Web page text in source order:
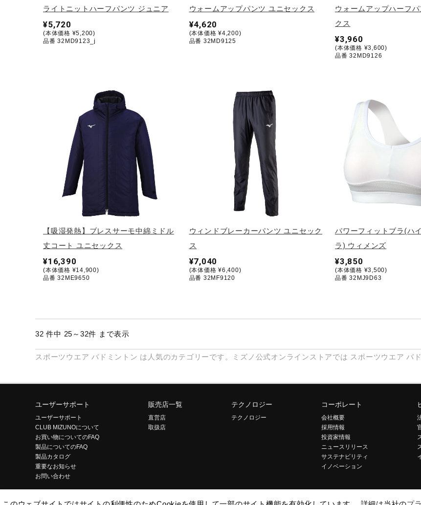
インナー
健康／エクササイズ
ジュニア／キッズ
メディカル
コラボ／ライセンス
ライトニットハーフパンツ ジュニア
¥5,720
(本体価格 ¥5,200)
品番 32MD9123_j
ウォームアップパンツ ユニセックス
¥4,620
(本体価格 ¥4,200)
品番 32MD9125
ウォームアップハーフ
クス
¥3,960
(本体価格 ¥3,600)
品番 32MD9126
【吸湿発熱】ブレスサーモ中綿ミドル
丈コート ユニセックス
¥16,390
(本体価格 ¥14,900)
品番 32ME9650
ウィンドブレーカーパンツ ユニセック
ス
¥7,040
(本体価格 ¥6,400)
品番 32MF9120
パワーフィットブラ(ハ
ラ) ウィメンズ
¥3,850
(本体価格 ¥3,500)
品番 32MJ9D63
32 件中 25～32件 まで表示
スポーツウエア バドミントン は人気のカテゴリーです。ミズノ公式オンラインストアでは スポーツウエア バ
ユーザーサポート
ユーザーサポート
CLUB MIZUNOについて
お買い物についてのFAQ
製品についてのFAQ
製品カタログ
重要なお知らせ
お問い合わせ
販売店一覧
直営店
取扱店
テクノロジー
テクノロジー
コーポレート
会社概要
採用情報
投資家情報
ニュースリリース
サステナビリティ
イノベーション